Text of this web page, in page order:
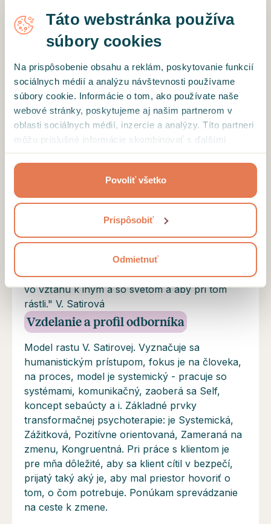
Táto webstránka používa
súbory cookies
Na prispôsobenie obsahu a reklám, poskytovanie funkcií
sociálnych médií a analýzu návštevnosti používame
súbory cookie. Informácie o tom, ako používate naše
webové stránky, poskytujeme aj našim partnerom v
oblasti sociálnych médií, inzercie a analýzy. Títo partneri
môžu príslušné informácie skombinovať s ďalšími
keď ste používali ich služby.
Povoliť všetko
Prispôsobiť
Odmietnuť
Uvolňujujúca atmosféra. Všetko sa dalo povedať
s ľahkosťou. Dala mi super riešenia na situáciu.
Určite odporúčam.
NAČÍTAŤ ĎALŠIE RECENZIE
Motto
"Všetci ľudia majú vnútorné zdroje, ktoré
potrebujú, aby úspešne zaobchádzali so sebou,
vo vzťahu k iným a so svetom a aby pri tom
rástli." V. Satirová
Vzdelanie a profil odborníka
Model rastu V. Satirovej. Vyznačuje sa
humanistickým prístupom, fokus je na človeka,
na proces, model je systemický - pracuje so
systémami, komunikačný, zaoberá sa Self,
koncept sebaúcty a i. Základné prvky
transformačnej psychoterapie: je Systemická,
Zážitková, Pozitívne orientovaná, Zameraná na
zmenu, Kongruentná. Pri práce s klientom je
pre mňa dôležité, aby sa klient cítil v bezpečí,
prijatý taký aký je, aby mal priestor hovoriť o
tom, o čom potrebuje. Ponúkam sprevádzanie
na ceste k zmene.